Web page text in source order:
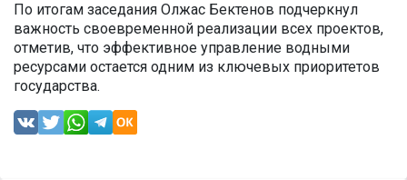
По итогам заседания Олжас Бектенов подчеркнул
важность своевременной реализации всех проектов,
отметив, что эффективное управление водными
ресурсами остается одним из ключевых приоритетов
государства.